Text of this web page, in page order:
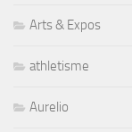
Arts & Expos
athletisme
Aurelio